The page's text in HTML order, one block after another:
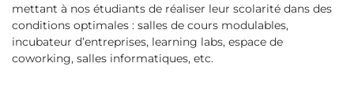
mettant à nos étudiants de réaliser leur scolarité dans des
condi­tions optimales : salles de cours modulables,
incubateur d’entreprises, learning labs, espace de
coworking, salles informatiques, etc.